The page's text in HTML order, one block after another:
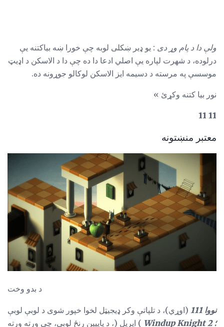
ولې دا د پام وړ دی : یو ډیر ښکلی لوبه چې خورا ښه بیاکتنه یې
درلوده، د شهرت لپاره یې اصلي ادعا دا ده چې دا د الاسکن د اډیټ
موسسې په مرسته د دسیمه ایز الاسکن لوکالو جوړونه ده.
نور بیا کتنه وکړئ »
11 11
معتبر منښتونه
د بدو وخت
نووا 111
(اوړي)، د تلپاتې وکر ډیجیټل لخوا خپور شوی د لوبې لوبې
؛ Windup Knight 2 ) اپریل (، د پایپین رنځ لوبې، چې ورته ورته